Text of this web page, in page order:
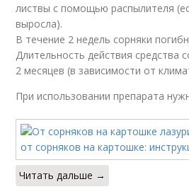
листвы с помощью распылителя
выросла).
В течение 2 недель сорняки
Длительность действия средства
2 месяцев (в зависимости от
При использовании препарата
Читать дальше →